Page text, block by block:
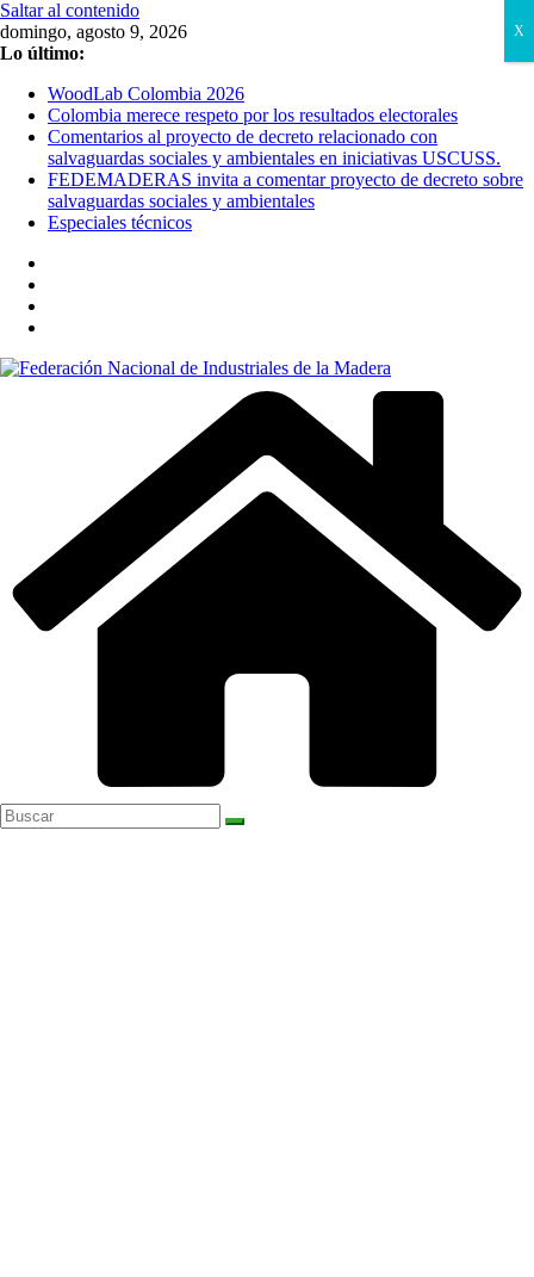
Saltar al contenido
domingo, agosto 9, 2026
Lo último:
WoodLab Colombia 2026
Colombia merece respeto por los resultados electorales
Comentarios al proyecto de decreto relacionado con
salvaguardas sociales y ambientales en iniciativas USCUSS.
FEDEMADERAS invita a comentar proyecto de decreto sobre
salvaguardas sociales y ambientales
Especiales técnicos
X